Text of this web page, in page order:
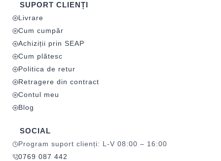
SUPORT CLIENȚI
Livrare
Cum cumpăr
Achiziții prin SEAP
Cum plătesc
Politica de retur
Retragere din contract
Contul meu
Blog
SOCIAL
Program suport clienți: L-V 08:00 – 16:00
0769 087 442